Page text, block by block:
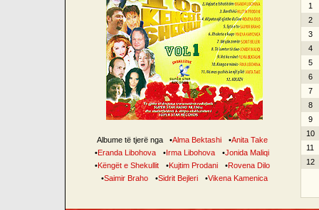
Albume të tjerë nga •Alma Bektashi •Anita Take
•Eranda Libohova •Irma Libohova •Jonida Maliqi
•Këngët e Shekullit •Kujtim Prodani •Rovena Dilo
•Saimir Braho •Sidrit Bejleri •Vikena Kamenica
1
2
3
4
5
6
7
8
9
10
11
12